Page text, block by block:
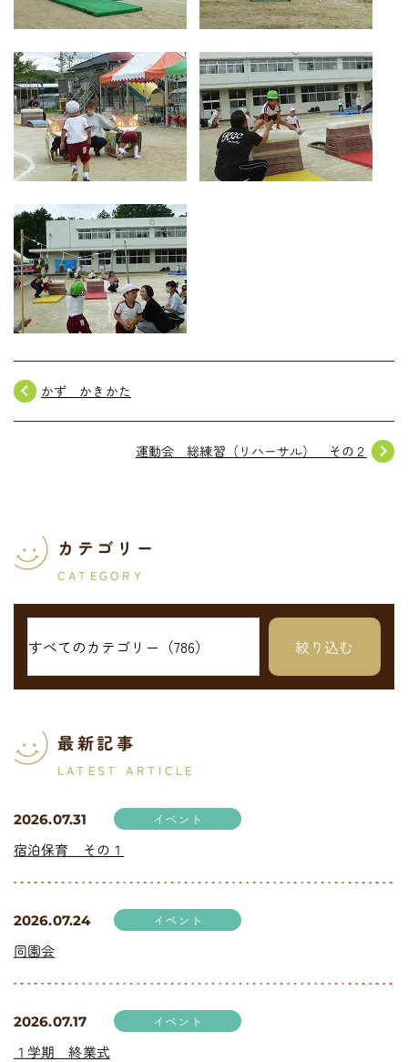
navigate_before かず かきかた
navigate_next
運動会 総練習（リハーサル） その２
カテゴリー
CATEGORY
最新記事
LATEST ARTICLE
2026.07.31 イベント
宿泊保育 その１
2026.07.24 イベント
同園会
2026.07.17 イベント
１学期 終業式